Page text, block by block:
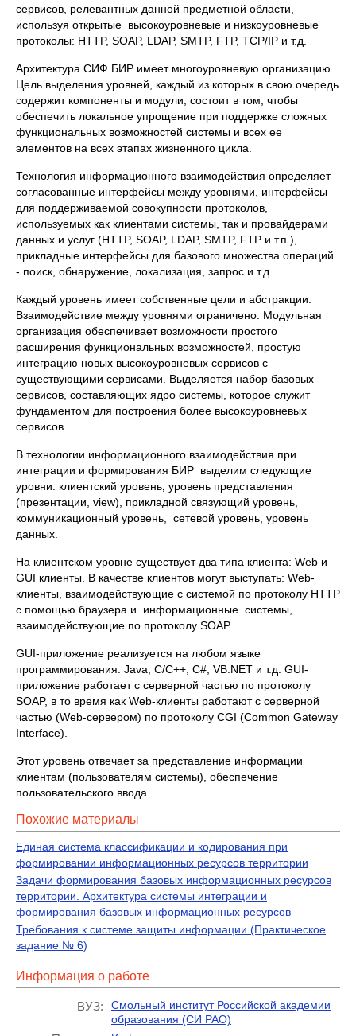
сервисов, релевантных данной предметной области,
используя открытые высокоуровневые и низкоуровневые
протоколы: HTTP, SOAP, LDAP, SMTP, FTP, TCP/IP и т.д.
Архитектура СИФ БИР имеет многоуровневую организацию.
Цель выделения уровней, каждый из которых в свою очередь
содержит компоненты и модули, состоит в том, чтобы
обеспечить локальное упрощение при поддержке сложных
функциональных возможностей системы и всех ее
элементов на всех этапах жизненного цикла.
Технология информационного взаимодействия определяет
согласованные интерфейсы между уровнями, интерфейсы
для поддерживаемой совокупности протоколов,
используемых как клиентами системы, так и провайдерами
данных и услуг (HTTP, SOAP, LDAP, SMTP, FTP и т.п.),
прикладные интерфейсы для базового множества операций
- поиск, обнаружение, локализация, запрос и т.д.
Каждый уровень имеет собственные цели и абстракции.
Взаимодействие между уровнями ограничено. Модульная
организация обеспечивает возможности простого
расширения функциональных возможностей, простую
интеграцию новых высокоуровневых сервисов с
существующими сервисами. Выделяется набор базовых
сервисов, составляющих ядро системы, которое служит
фундаментом для построения более высокоуровневых
сервисов.
В технологии информационного взаимодействия при
интеграции и формирования БИР выделим следующие
уровни: клиентский уровень, уровень представления
(презентации, view), прикладной связующий уровень,
коммуникационный уровень, сетевой уровень, уровень
данных.
На клиентском уровне существует два типа клиента: Web и
GUI клиенты. В качестве клиентов могут выступать: Web-
клиенты, взаимодействующие с системой по протоколу HTTP
с помощью браузера и информационные системы,
взаимодействующие по протоколу SOAP.
GUI-приложение реализуется на любом языке
программирования: Java, C/C++, C#, VB.NET и т.д. GUI-
приложение работает с серверной частью по протоколу
SOAP, в то время как Web-клиенты работают с серверной
частью (Web-сервером) по протоколу CGI (Common Gateway
Interface).
Этот уровень отвечает за представление информации
клиентам (пользователям системы), обеспечение
пользовательского ввода
Похожие материалы
Единая система классификации и кодирования при
формировании информационных ресурсов территории
Задачи формирования базовых информационных ресурсов
территории. Архитектура системы интеграции и
формирования базовых информационных ресурсов
Требования к системе защиты информации (Практическое
задание № 6)
Информация о работе
ВУЗ:
Смольный институт Российской академии
образования (СИ РАО)